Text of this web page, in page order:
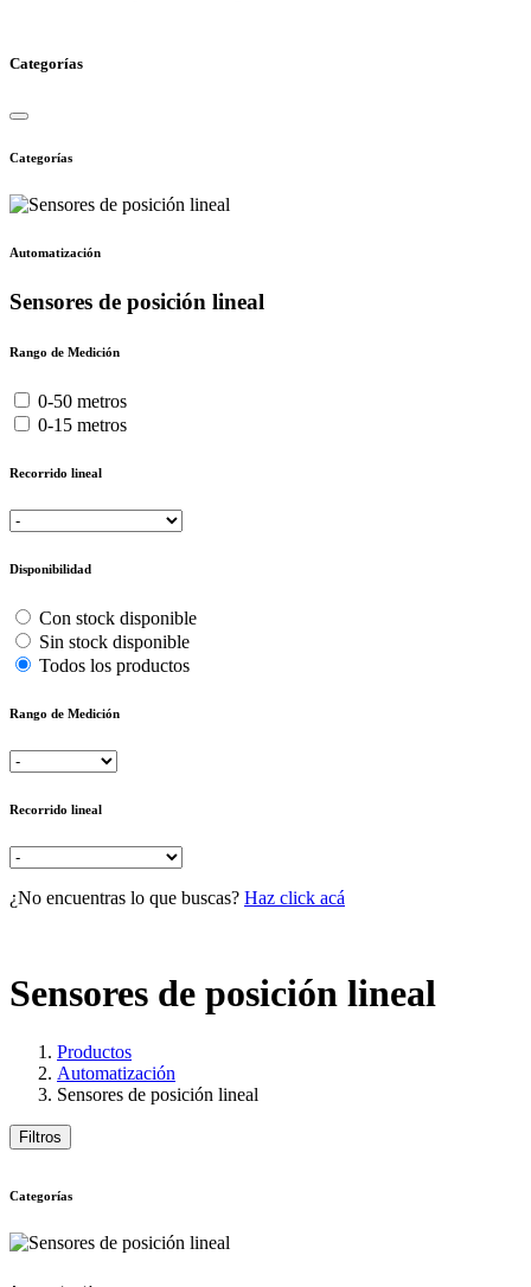
Categorías
Categorías
Automatización
Sensores de posición lineal
Rango de Medición
0-50 metros
0-15 metros
Recorrido lineal
Disponibilidad
Con stock disponible
Sin stock disponible
Todos los productos
Rango de Medición
Recorrido lineal
¿No encuentras lo que buscas? Haz click acá
Sensores de posición lineal
Productos
Automatización
Sensores de posición lineal
Filtros
Categorías